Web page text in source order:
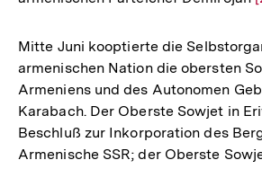
Mitte Juni kooptierte die
armenischen Nation die obersten
Armeniens und des Autonomen
Karabach. Der Oberste Sowjet in
Beschluß zur Inkorporation des
Armenische SSR; der Oberste